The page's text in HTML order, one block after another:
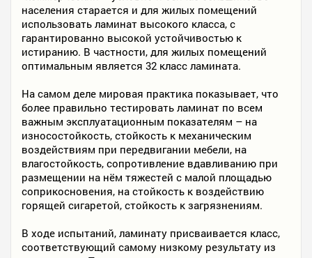
населения старается и для жилых помещений
использовать ламинат высокого класса, с
гарантированно высокой устойчивостью к
истиранию. В частности, для жилых помещений
оптимальным является 32 класс ламината.
На самом деле мировая практика показывает, что
более правильно тестировать ламинат по всем
важным эксплуатационным показателям – на
износостойкость, стойкость к механическим
воздействиям при передвигании мебели, на
влагостойкость, сопротивление вдавливанию при
размещении на нём тяжестей с малой площадью
соприкосновения, на стойкость к воздействию
горящей сигаретой, стойкость к загрязнениям.
В ходе испытаний, ламинату присваивается класс,
соответствующий самому низкому результату из